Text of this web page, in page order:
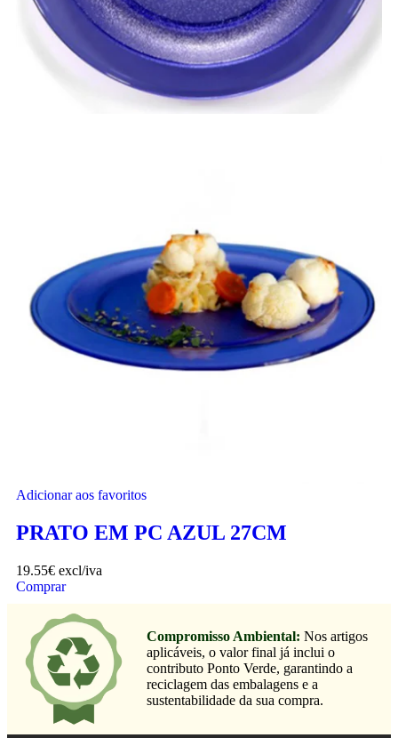
Adicionar aos favoritos
PRATO EM PC AZUL 27CM
19.55€ excl/iva
Comprar
Compromisso Ambiental: Nos artigos
aplicáveis, o valor final já inclui o
contributo Ponto Verde, garantindo a
reciclagem das embalagens e a
sustentabilidade da sua compra.